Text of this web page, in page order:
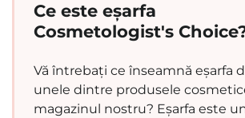
Ce este eșarfa
Cosmetologist's
Vă întrebați ce înseamnă eșarfa
unele dintre produsele
magazinul nostru? Eșarfa este